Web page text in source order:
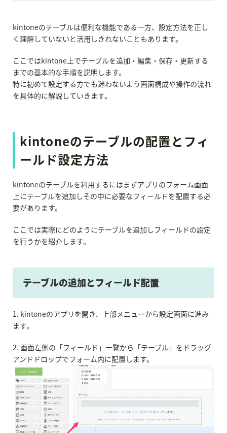
kintoneのテーブルは便利な機能である一方、設定方法を正し
く理解していないと活用しきれないこともあります。
ここではkintone上でテーブルを追加・編集・保存・更新する
までの基本的な手順を説明します。
特に初めて設定する方でも迷わないよう画面構成や操作の流れ
を具体的に解説していきます。
kintoneのテーブルの配置とフィ
ールド設定方法
kintoneのテーブルを利用するにはまずアプリのフォーム画面
上にテーブルを追加しその中に必要なフィールドを配置する必
要があります。
ここでは実際にどのようにテーブルを追加しフィールドの設定
を行うかを紹介します。
テーブルの追加とフィールド配置
1. kintoneのアプリを開き、上部メニューから設定画面に進み
ます。
2. 画面左側の「フィールド」一覧から「テーブル」をドラッグ
アンドドロップでフォーム内に配置します。